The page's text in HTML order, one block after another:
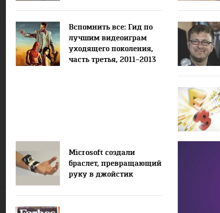
Вспомнить все: Гид по
лучшим видеоиграм
уходящего поколения,
часть третья, 2011–2013
Microsoft создали
браслет, превращающий
руку в джойстик